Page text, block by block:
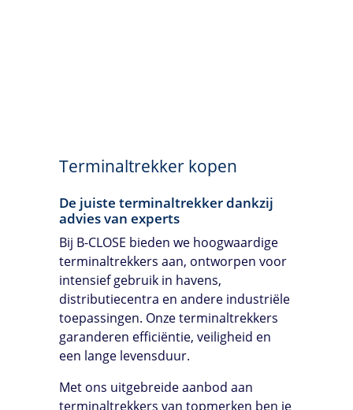
Terminaltrekker kopen
De juiste terminaltrekker dankzij
advies van experts
Bij B-CLOSE bieden we hoogwaardige
terminaltrekkers aan, ontworpen voor
intensief gebruik in havens,
distributiecentra en andere industriële
toepassingen. Onze terminaltrekkers
garanderen efficiëntie, veiligheid en
een lange levensduur.
Met ons uitgebreide aanbod aan
terminaltrekkers van topmerken ben je